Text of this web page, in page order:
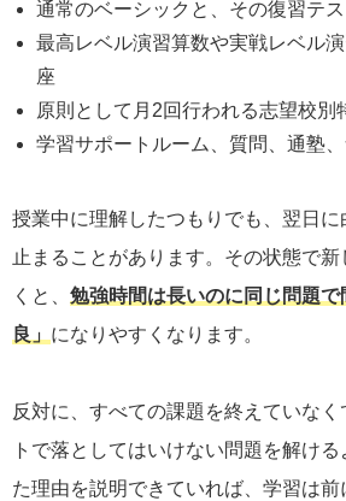
通常のベーシックと、その復習テ
最高レベル演習算数や実戦レベル
座
原則として月2回行われる志望校別
学習サポートルーム、質問、通塾
授業中に理解したつもりでも、翌日
止まることがあります。その状態で
くと、 勉強時間は長いのに同じ問題
良」 になりやすくなります。
反対に、すべての課題を終えていな
トで落としてはいけない問題を解ける
た理由を説明できていれば、学習は